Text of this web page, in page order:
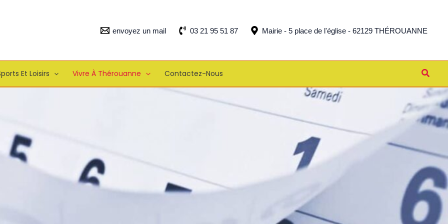
envoyez un mail 03 21 95 51 87 Mairie - 5 place de l'église - 62129 THÉROUANNE
Et Loisirs Vivre À Thérouanne Contactez-Nous